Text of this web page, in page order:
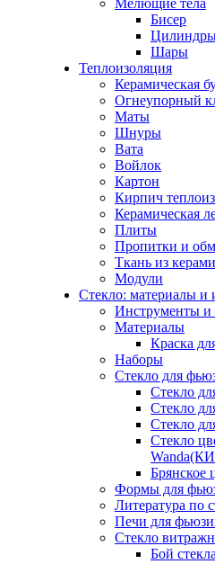
Мелющие тела
Бисер
Шары
Теплоизоляция
Керамическая
Огнеупорный
Маты
Шнуры
Вата
Войлок
Картон
Кирпич
Керамическая
Плиты
Пропитки и
Ткань из
Модули
Стекло: материалы и
Инструменты и
Материалы
Краска
Наборы
Стекло для
Стекло
Стекло
Стекло
Стекло
Брянское
Формы для
Литература по
Печи для
Стекло
Бой стекла